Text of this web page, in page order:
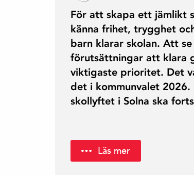
För att skapa ett jämlikt
känna frihet, trygghet
barn klarar skolan. Att
förutsättningar att klara
viktigaste prioritet. Det
det i kommunvalet
skollyftet i Solna ska
Läs mer